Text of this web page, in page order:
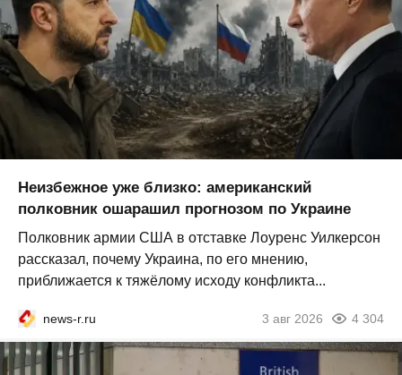
Неизбежное уже близко: американский
полковник ошарашил прогнозом по Украине
Полковник армии США в отставке Лоуренс Уилкерсон
рассказал, почему Украина, по его мнению,
приближается к тяжёлому исходу конфликта...
news-r.ru 3 авг 2026 4 304